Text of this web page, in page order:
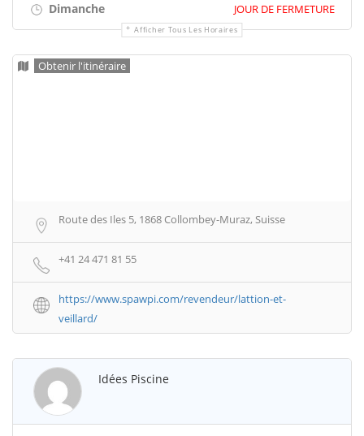
Dimanche JOUR DE FERMETURE
Afficher Tous Les Horaires
Obtenir l'itinéraire
Route des Iles 5, 1868 Collombey-Muraz, Suisse
+41 24 471 81 55
https://www.spawpi.com/revendeur/lattion-et-
veillard/
Idées Piscine